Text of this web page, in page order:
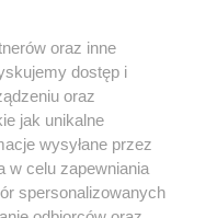
być powielany i
w jakikolwiek sposób (w
jakimkolwiek polu
z umieszczaniem w Internecie
użycie lub
z naruszeniem prawa, tzn.
kary i może być ścigane
oraz inne
dostęp i
oraz
jak unikalne
wysyłane przez
w celu zapewniania
spersonalizowanych